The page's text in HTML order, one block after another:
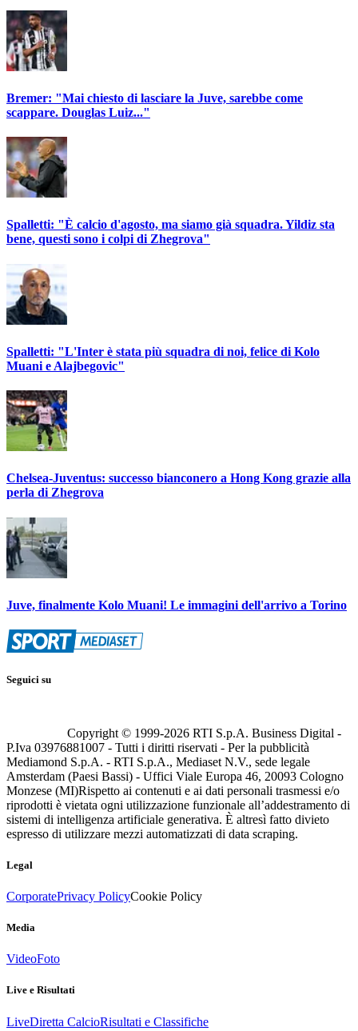
Bremer: "Mai chiesto di lasciare la Juve, sarebbe come
scappare. Douglas Luiz..."
Spalletti: "È calcio d'agosto, ma siamo già squadra. Yildiz sta
bene, questi sono i colpi di Zhegrova"
Spalletti: "L'Inter è stata più squadra di noi, felice di Kolo
Muani e Alajbegovic"
Chelsea-Juventus: successo bianconero a Hong Kong grazie alla
perla di Zhegrova
Juve, finalmente Kolo Muani! Le immagini dell'arrivo a Torino
Seguici su
Copyright © 1999-2026 RTI S.p.A. Business Digital -
P.Iva 03976881007 - Tutti i diritti riservati - Per la pubblicità
Mediamond S.p.A. - RTI S.p.A., Mediaset N.V., sede legale
Amsterdam (Paesi Bassi) - Uffici Viale Europa 46, 20093 Cologno
Monzese (MI)Rispetto ai contenuti e ai dati personali trasmessi e/o
riprodotti è vietata ogni utilizzazione funzionale all’addestramento di
sistemi di intelligenza artificiale generativa. È altresì fatto divieto
espresso di utilizzare mezzi automatizzati di data scraping.
Legal
CorporatePrivacy PolicyCookie Policy
Media
VideoFoto
Live e Risultati
LiveDiretta CalcioRisultati e Classifiche